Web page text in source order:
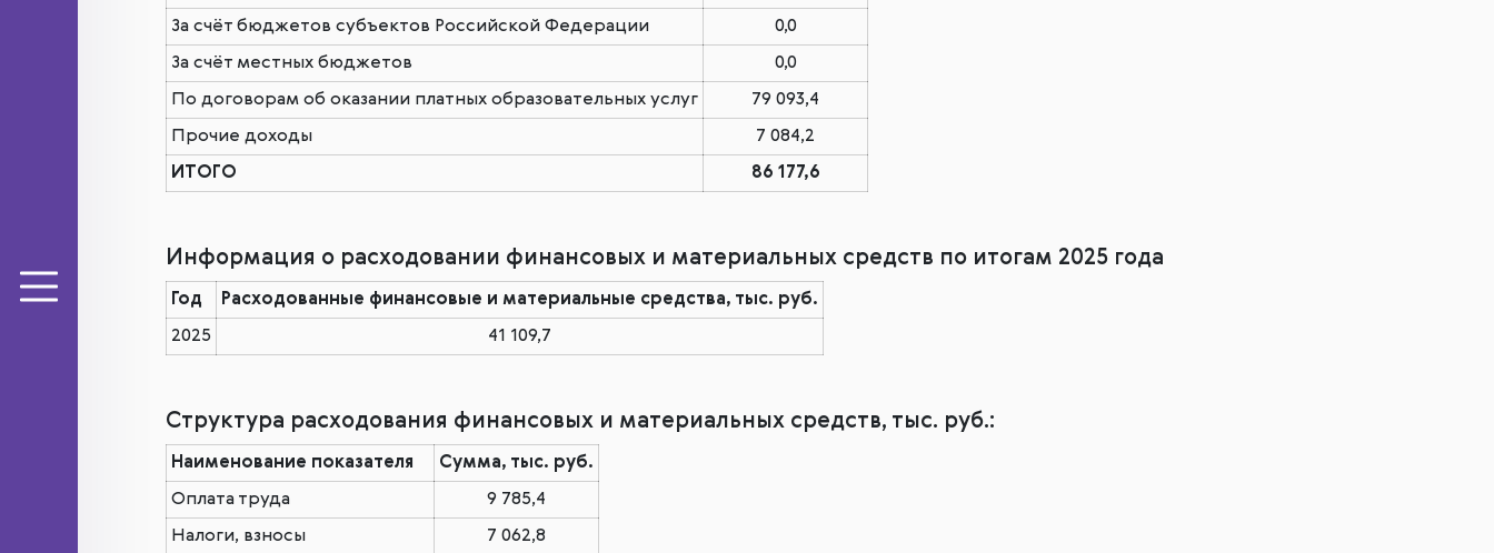
За счёт бюджетов субъектов Российской Федерации 0,0
За счёт местных бюджетов 0,0
По договорам об оказании платных образовательных услуг 79 093,4
Прочие доходы 7 084,2
ИТОГО 86 177,6
Информация о расходовании финансовых и материальных средств по итогам 2025 года
Год Расходованные финансовые и материальные средства, тыс. руб.
2025 41 109,7
Структура расходования финансовых и материальных средств, тыс. руб.:
Наименование показателя Сумма, тыс. руб.
Оплата труда 9 785,4
Налоги, взносы 7 062,8